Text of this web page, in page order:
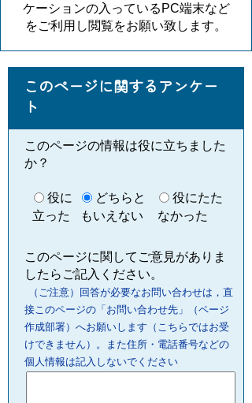
ケーションの入っているPC端末など
をご利用し閲覧をお願い致します。
このページに関するアンケー
ト
このページの情報は役に立ちました
か？
役に
立った
どちらと
もいえない
役にたた
なかった
このページに関してご意見がありま
したらご記入ください。
（ご注意）回答が必要なお問い合わせは，直
接このページの「お問い合わせ先」（ページ
作成部署）へお願いします（こちらではお受
けできません）。また住所・電話番号などの
個人情報は記入しないでください